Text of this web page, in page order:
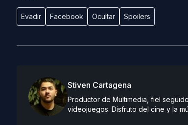
Evadir Facebook Ocultar Spoilers
Stiven Cartagena
Productor de Multimedia, fiel
videojuegos. Disfruto del cine y la